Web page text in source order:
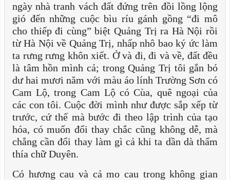
ngày nhà tranh vách đất đứng trên đồi lồng lộng
gió đến những cuộc bìu ríu gánh gồng “đi mô
cho thiếp đi cùng” biệt Quảng Trị ra Hà Nội rồi
từ Hà Nội về Quảng Trị, nhấp nhô bao ký ức làm
ta rưng rưng khôn xiết. Ở và đi, đi và về, đất đều
là tâm hồn mình cả; trong Quảng Trị tôi gắn bó
dư hai mươi năm với màu áo lính Trường Sơn có
Cam Lộ, trong Cam Lộ có Cùa, quê ngoại của
các con tôi. Cuộc đời mình như được sắp xếp từ
trước, cứ thế mà bước đi theo lập trình của tạo
hóa, có muốn đổi thay chắc cũng không dễ, mà
chẳng cần đổi thay làm gì cả khi ta dần dà thấm
thía chữ Duyên.
Có hương cau và cả mo cau trong không gian